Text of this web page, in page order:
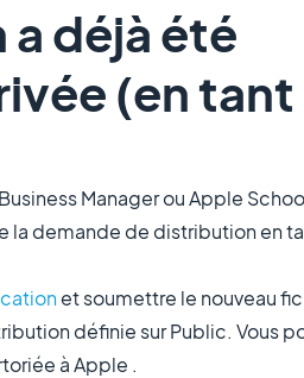
déjà été
(en tant
Manager ou Apple
la demande de distribution en
et soumettre le nouveau
définie sur Public. Vous
à Apple .